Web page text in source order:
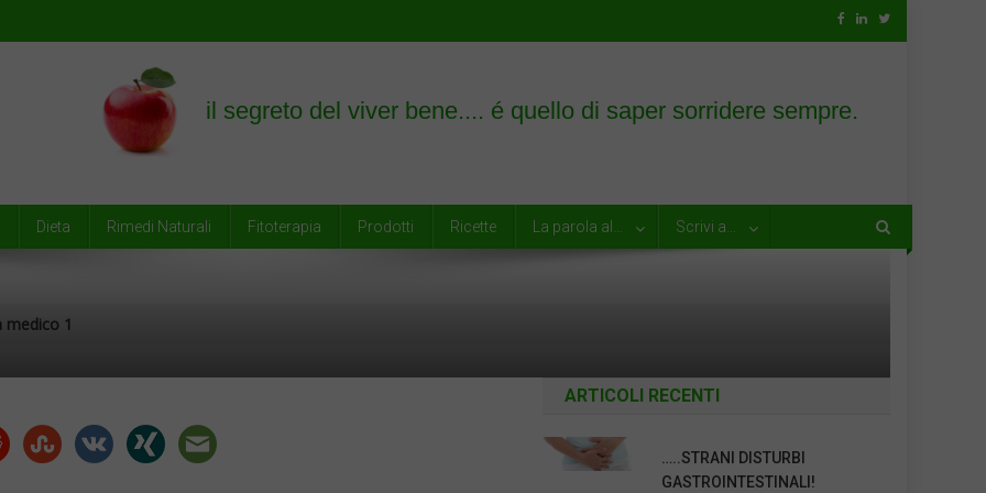
Dieta Rimedi Naturali Fitoterapia Prodotti Ricette La parola al… Scrivi a…
medico 1
ARTICOLI RECENTI
…..STRANI DISTURBI
GASTROINTESTINALI!